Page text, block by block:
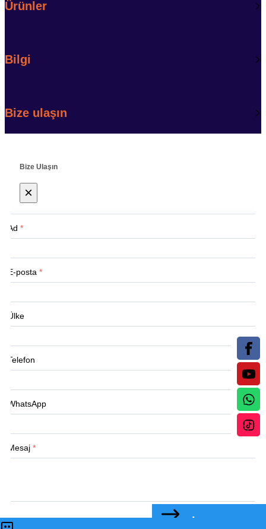
Ürünler
Bilgi
Bize ulaşın
Bize Ulaşın
×
Ad *
E-posta *
Ülke
Telefon
WhatsApp
Mesaj *